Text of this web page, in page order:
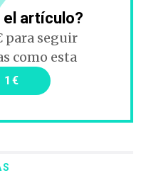
el artículo?
para seguir
como esta
1€